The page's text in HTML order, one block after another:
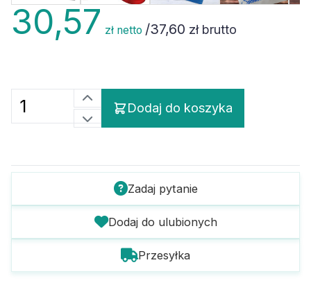
30,57 zł netto /37,60 zł brutto
Dodaj do koszyka
Zadaj pytanie
Dodaj do ulubionych
Przesyłka